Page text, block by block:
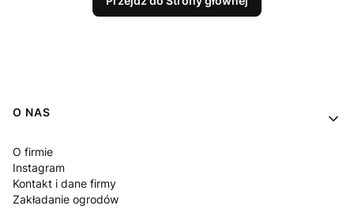
Linki w stopce
O NAS
O firmie
Instagram
Kontakt i dane firmy
Zakładanie ogrodów